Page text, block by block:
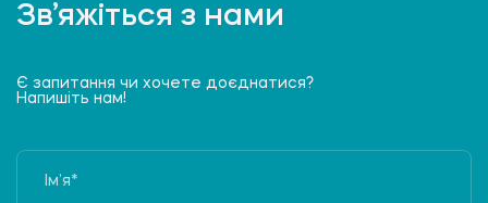
Зв’яжіться з нами
Є запитання чи хочете доєднатися?
Напишіть нам!